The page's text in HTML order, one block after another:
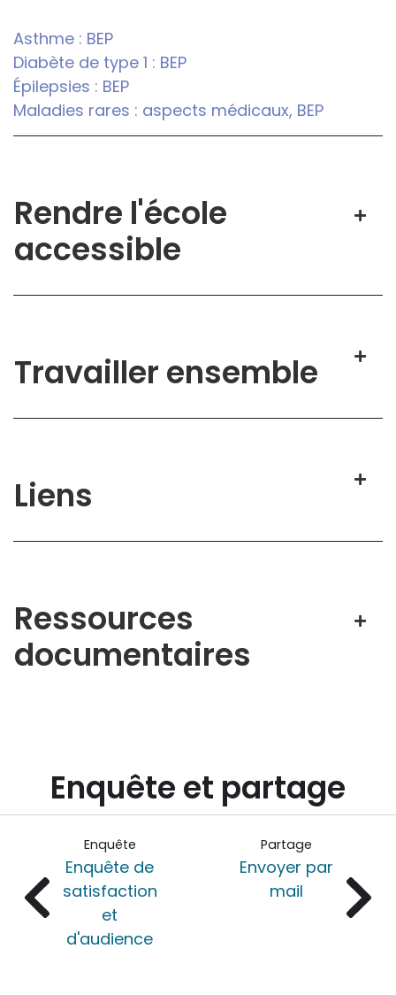
Asthme : BEP
Diabète de type 1 : BEP
Épilepsies : BEP
Maladies rares : aspects médicaux, BEP
Rendre l'école
accessible
Travailler ensemble
Liens
Ressources
documentaires
Enquête et partage
Enquête
Enquête de
satisfaction
et
d'audience
Partage
Envoyer par
mail